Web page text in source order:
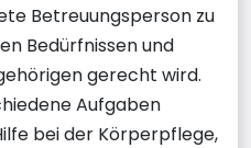
Betreuungsperson zu
Bedürfnissen und
gerecht wird.
Aufgaben
bei der Körperpflege,